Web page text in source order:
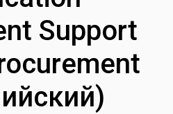
Support